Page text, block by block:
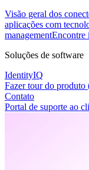
Visão geral dos
aplicações com
managementEncontre
Soluções de software
IdentityIQ
Fazer tour do produto
Contato
Portal de suporte ao